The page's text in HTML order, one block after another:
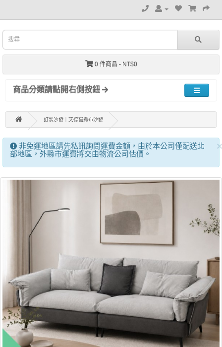
0 件商品 - NT$0
商品分類請點開右側按鈕
訂製沙發｜艾德貓抓布沙發
×
非免運地區請先私訊詢問運費金額，由於本公司僅配送北
部地區，外縣市運費將交由物流公司估價。